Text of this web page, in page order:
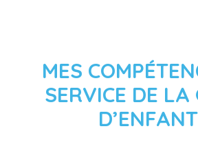
MES
SERVICE DE LA